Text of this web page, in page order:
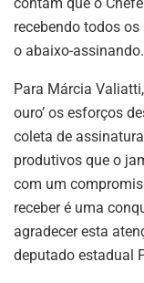
recebendo todos
o abaixo-assinando.
Para Márcia
ouro’ os esforços
coleta de
produtivos que o
com um
receber é uma
agradecer esta
deputado estadual